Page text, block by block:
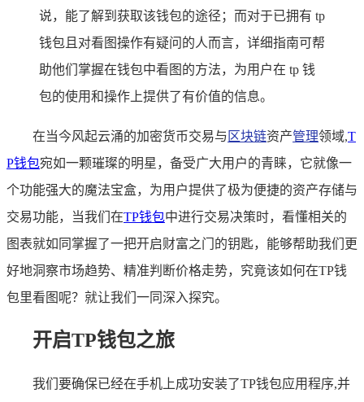
说，能了解到获取该钱包的途径；而对于已拥有 tp
钱包且对看图操作有疑问的人而言，详细指南可帮
助他们掌握在钱包中看图的方法，为用户在 tp 钱
包的使用和操作上提供了有价值的信息。
在当今风起云涌的加密货币交易与 区块链资产管理领域,T
P钱包宛如一颗璀璨的明星，备受广大用户的青睐，它就像一
个功能强大的魔法宝盒，为用户提供了极为便捷的资产存储与
交易功能，当我们在TP钱包中进行交易决策时，看懂相关的
图表就如同掌握了一把开启财富之门的钥匙，能够帮助我们更
好地洞察市场趋势、精准判断价格走势，究竟该如何在TP钱
包里看图呢？就让我们一同深入探究。
开启TP钱包之旅
我们要确保已经在手机上成功安装了TP钱包应用程序,并